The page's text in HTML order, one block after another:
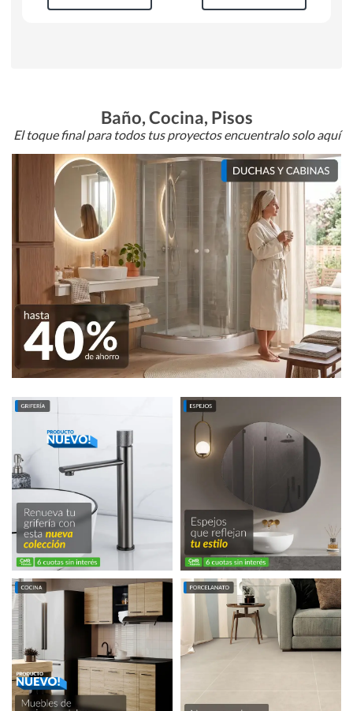
Baño, Cocina, Pisos
El toque final para todos tus proyectos encuentralo solo aquí